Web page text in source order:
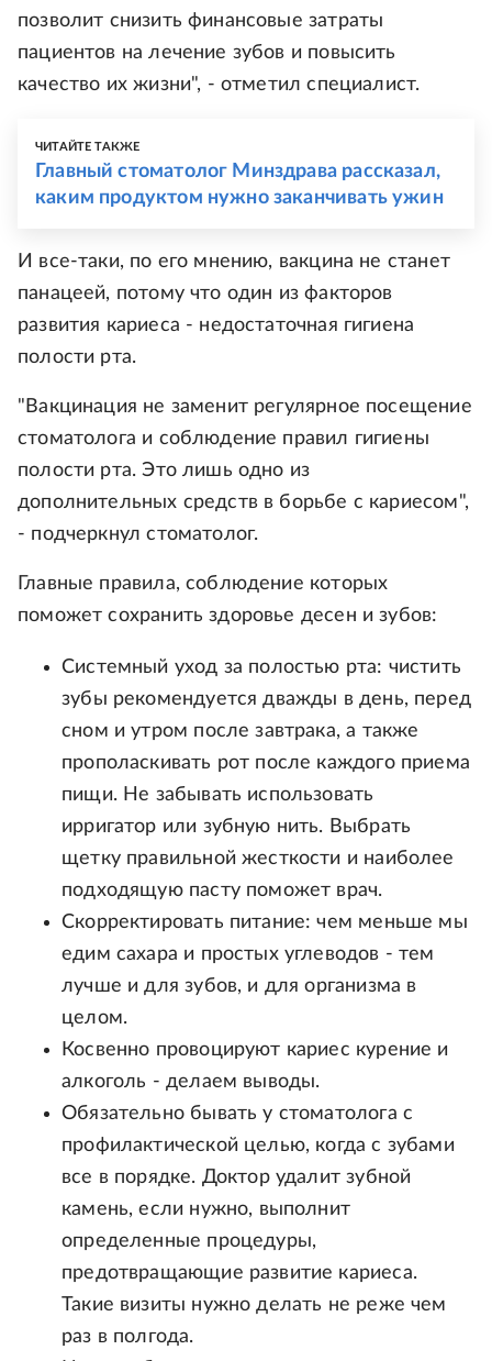
позволит снизить финансовые затраты
пациентов на лечение зубов и повысить
качество их жизни", - отметил специалист.
ЧИТАЙТЕ ТАКЖЕ
Главный стоматолог Минздрава рассказал,
каким продуктом нужно заканчивать ужин
И все-таки, по его мнению, вакцина не станет
панацеей, потому что один из факторов
развития кариеса - недостаточная гигиена
полости рта.
"Вакцинация не заменит регулярное посещение
стоматолога и соблюдение правил гигиены
полости рта. Это лишь одно из
дополнительных средств в борьбе с кариесом",
- подчеркнул стоматолог.
Главные правила, соблюдение которых
поможет сохранить здоровье десен и зубов:
Системный уход за полостью рта: чистить
зубы рекомендуется дважды в день, перед
сном и утром после завтрака, а также
прополаскивать рот после каждого приема
пищи. Не забывать использовать
ирригатор или зубную нить. Выбрать
щетку правильной жесткости и наиболее
подходящую пасту поможет врач.
Скорректировать питание: чем меньше мы
едим сахара и простых углеводов - тем
лучше и для зубов, и для организма в
целом.
Косвенно провоцируют кариес курение и
алкоголь - делаем выводы.
Обязательно бывать у стоматолога с
профилактической целью, когда с зубами
все в порядке. Доктор удалит зубной
камень, если нужно, выполнит
определенные процедуры,
предотвращающие развитие кариеса.
Такие визиты нужно делать не реже чем
раз в полгода.